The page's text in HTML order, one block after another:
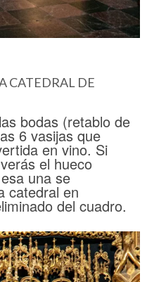
CATEDRAL DE
bodas (retablo de
6 vasijas que
en vino. Si
el hueco
una se
catedral en
del cuadro.